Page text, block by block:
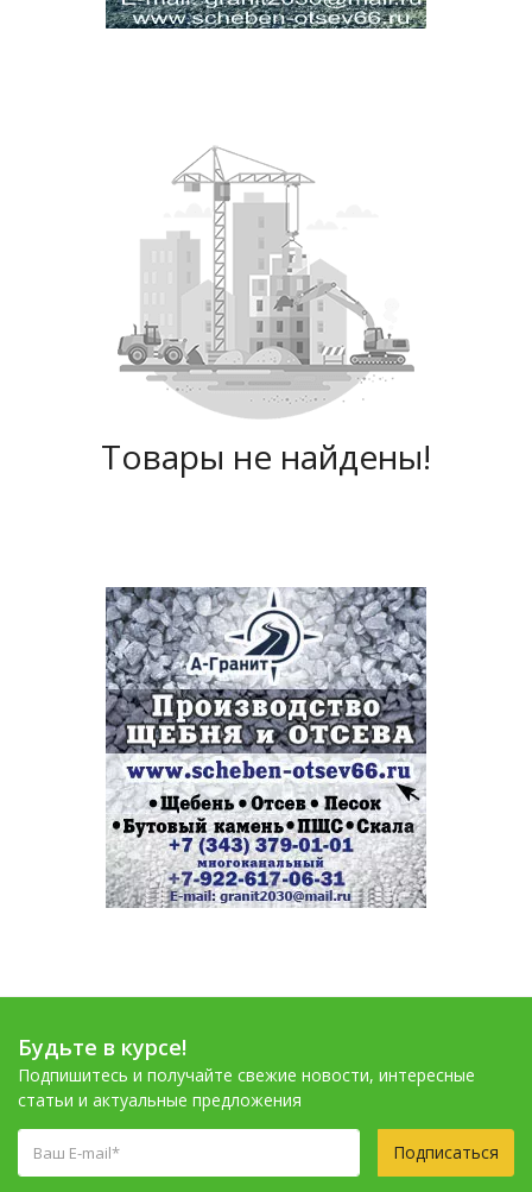
Товары не найдены!
Будьте в курсе!
Подпишитесь и получайте свежие новости, интересные
статьи и актуальные предложения
Подписаться